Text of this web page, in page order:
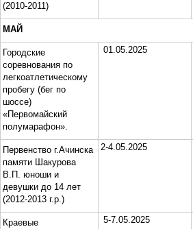
(2010-2011)
МАЙ
Городские
соревнования по
легкоатлетическому
пробегу (бег по
шоссе)
«Первомайский
полумарафон».
01.05.2025
Первенство г.Ачинска
памяти Шакурова
В.П. юноши и
девушки до 14 лет
(2012-2013 г.р.)
2-4.05.2025
Краевые
5-7.05.2025